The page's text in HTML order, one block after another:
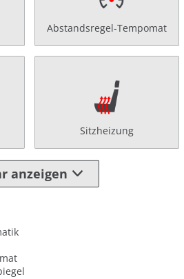
Abstandsregel-Tempomat
Sitzheizung
anzeigen